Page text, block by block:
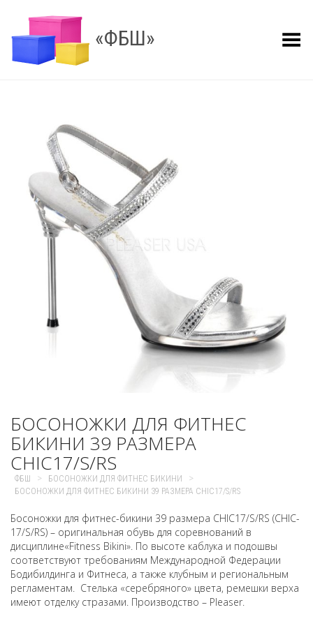
«ФБШ» Показать меню
БОСОНОЖКИ ДЛЯ ФИТНЕС
БИКИНИ 39 РАЗМЕРА
CHIC17/S/RS
ФБШ > БОСОНОЖКИ ДЛЯ ФИТНЕС БИКИНИ >
БОСОНОЖКИ ДЛЯ ФИТНЕС БИКИНИ 39 РАЗМЕРА CHIC17/S/RS
Босоножки для фитнес-бикини 39 размера CHIC17/S/RS (CHIC-
17/S/RS) – оригинальная обувь для соревнований в
дисциплине«Fitness Bikini». По высоте каблука и подошвы
соответствуют требованиям Международной Федерации
Бодибилдинга и Фитнеса, а также клубным и региональным
регламентам. Стелька «серебряного» цвета, ремешки верха
имеют отделку стразами. Производство – Pleaser.